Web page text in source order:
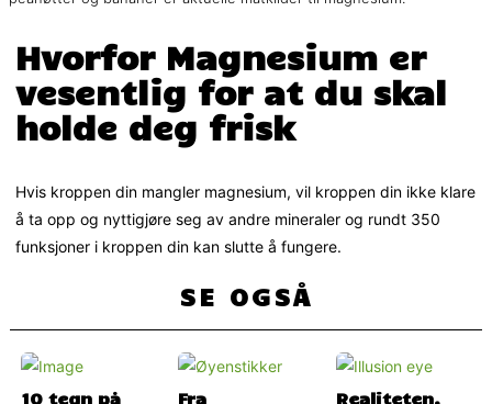
Hvorfor Magnesium er
vesentlig for at du skal
holde deg frisk
Hvis kroppen din mangler magnesium, vil kroppen din ikke klare
å ta opp og nyttigjøre seg av andre mineraler og rundt 350
funksjoner i kroppen din kan slutte å fungere.
SE OGSÅ
10 tegn på Fra Realiteten,